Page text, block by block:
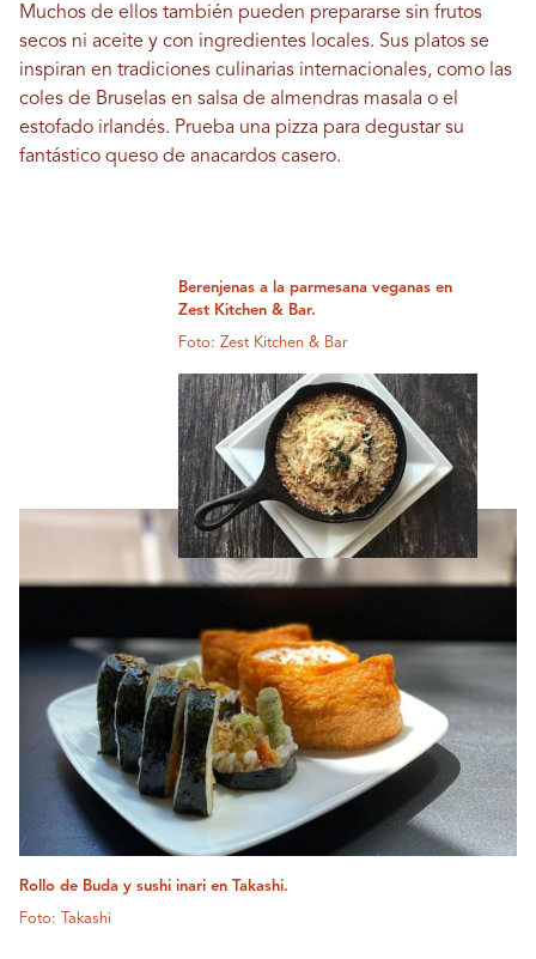
Muchos de ellos también pueden prepararse sin frutos
secos ni aceite y con ingredientes locales. Sus platos se
inspiran en tradiciones culinarias internacionales, como las
coles de Bruselas en salsa de almendras masala o el
estofado irlandés. Prueba una pizza para degustar su
fantástico queso de anacardos casero.
Berenjenas a la parmesana veganas en
Zest Kitchen & Bar.
Foto: Zest Kitchen & Bar
Rollo de Buda y sushi inari en Takashi.
Foto: Takashi